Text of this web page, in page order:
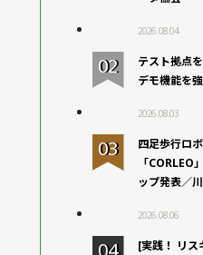
2026.08.04
テスト拠点
デモ機能を
2026.08.03
四足歩行ロ
「CORLEO
ップ発表／
2026.08.06
[実践！ リス